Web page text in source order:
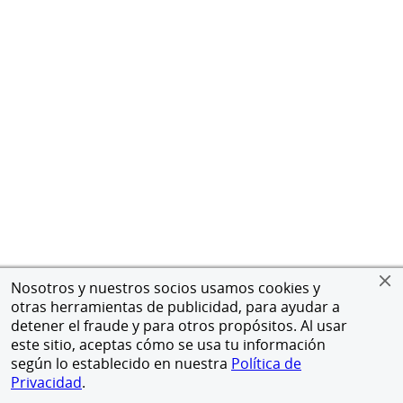
Nosotros y nuestros socios usamos cookies y
otras herramientas de publicidad, para ayudar a
detener el fraude y para otros propósitos. Al usar
este sitio, aceptas cómo se usa tu información
según lo establecido en nuestra Política de
Privacidad.